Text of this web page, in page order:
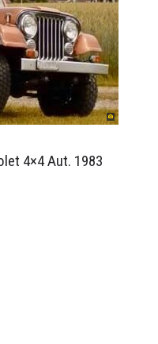
4×4 Aut. 1983